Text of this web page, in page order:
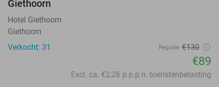
Giethoorn
Hotel Giethoorn
Giethoorn
Verkocht: 31
Regulier €130
€89
Excl. ca. €2,26 p.p.p.n. toeristenbelasting